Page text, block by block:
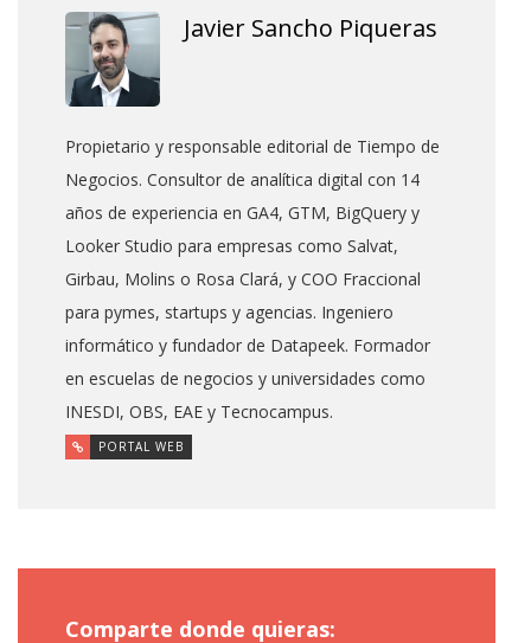
Javier Sancho Piqueras
Propietario y responsable editorial de Tiempo de
Negocios. Consultor de analítica digital con 14
años de experiencia en GA4, GTM, BigQuery y
Looker Studio para empresas como Salvat,
Girbau, Molins o Rosa Clará, y COO Fraccional
para pymes, startups y agencias. Ingeniero
informático y fundador de Datapeek. Formador
en escuelas de negocios y universidades como
INESDI, OBS, EAE y Tecnocampus.
PORTAL WEB
Comparte donde quieras: